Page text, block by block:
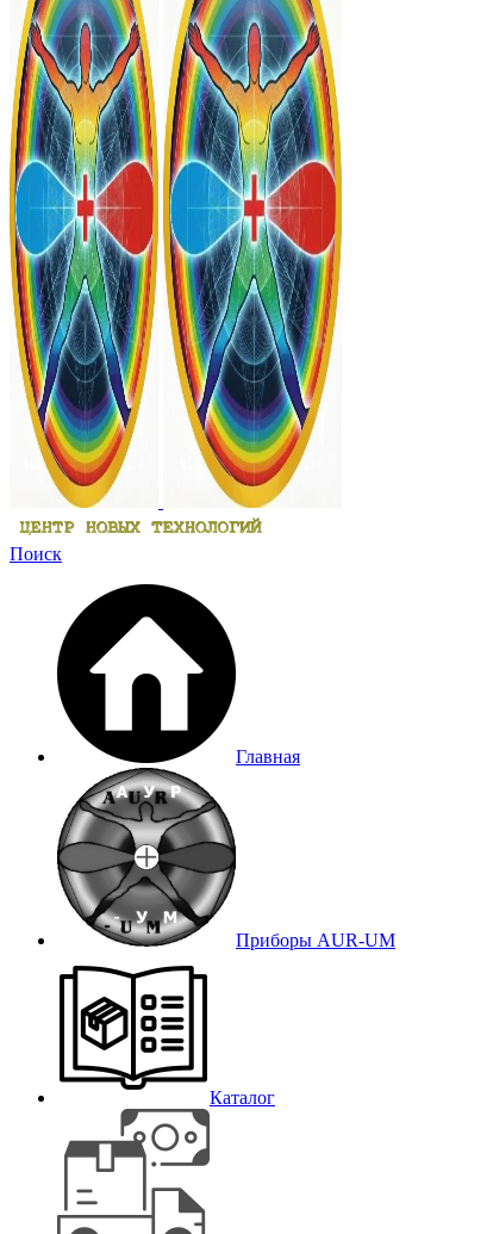
Поиск
Главная
Приборы AUR-UM
Каталог